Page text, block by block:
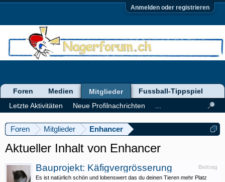
Anmelden oder registrieren
Foren Mitglieder Enhancer
Aktueller Inhalt von Enhancer
Beitrag
Bauprojekt: Käfigvergrösserung
Es ist natürlich schön und lobenswert das du deinen Tieren mehr Platz
Foren Medien
Mitglieder
Letzte Aktivitäten
Neue Profilnachrichten
Fussball-Tippspiel